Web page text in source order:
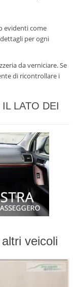
evidenti come
per ogni
da verniciare. Se
di ricontrollare i
LATO DEI
veicoli